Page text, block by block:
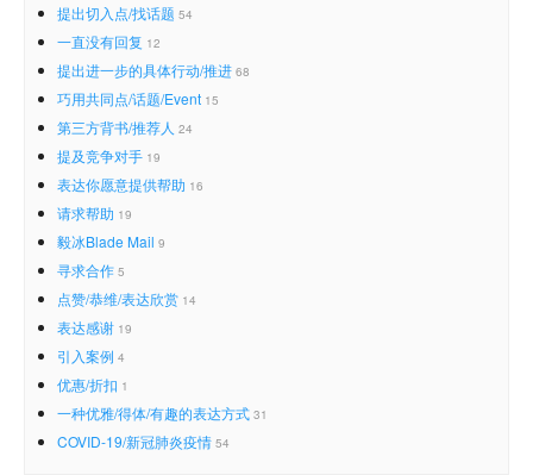
提出切入点/找话题 54
一直没有回复 12
提出进一步的具体行动/推进 68
巧用共同点/话题/Event 15
第三方背书/推荐人 24
提及竞争对手 19
表达你愿意提供帮助 16
请求帮助 19
毅冰Blade Mail 9
寻求合作 5
点赞/恭维/表达欣赏 14
表达感谢 19
引入案例 4
优惠/折扣 1
一种优雅/得体/有趣的表达方式 31
COVID-19/新冠肺炎疫情 54